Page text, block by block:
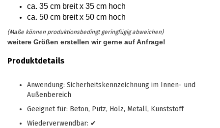
ca. 35 cm breit x 35 cm hoch
ca. 50 cm breit x 50 cm hoch
(Maße können produktionsbedingt geringfügig abweichen)
weitere Größen erstellen wir gerne auf Anfrage!
Produktdetails
Anwendung: Sicherheitskennzeichnung im Innen- und
Außenbereich
Geeignet für: Beton, Putz, Holz, Metall, Kunststoff
Wiederverwendbar: ✔